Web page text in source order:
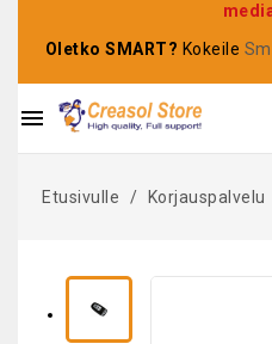
Oletko SMART? Kokeile

Etusivulle Korjauspalvelu